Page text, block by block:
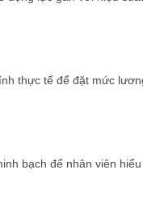
thực tế để đặt mức
bạch để nhân viên hiểu